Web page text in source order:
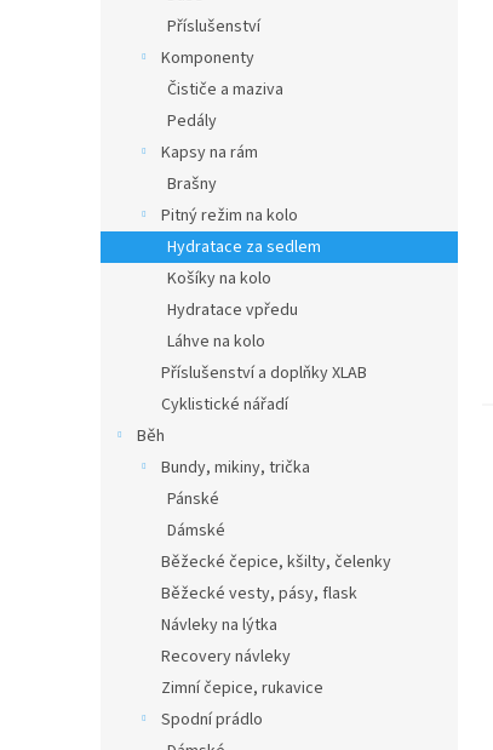
Příslušenství
Komponenty
Čističe a maziva
Pedály
Kapsy na rám
Brašny
Pitný režim na kolo
Hydratace za sedlem
Košíky na kolo
Hydratace vpředu
Láhve na kolo
Příslušenství a doplňky XLAB
Cyklistické nářadí
Běh
Bundy, mikiny, trička
Pánské
Dámské
Běžecké čepice, kšilty, čelenky
Běžecké vesty, pásy, flask
Návleky na lýtka
Recovery návleky
Zimní čepice, rukavice
Spodní prádlo